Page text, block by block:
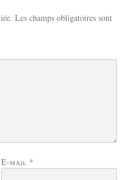
Les champs obligatoires sont
E-mail *